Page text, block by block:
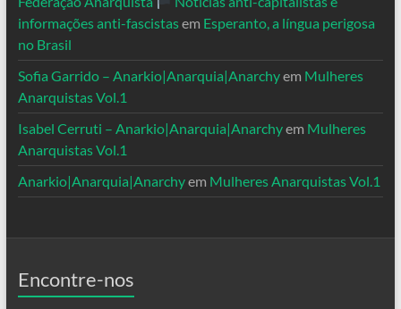
informações anti-fascistasem Esperanto, a língua perigosa
no Brasil
Sofia Garrido – Anarkio|Anarquia|Anarchyem Mulheres
Anarquistas Vol.1
Isabel Cerruti – Anarkio|Anarquia|Anarchyem Mulheres
Anarquistas Vol.1
Anarkio|Anarquia|Anarchyem Mulheres Anarquistas Vol.1
Encontre-nos